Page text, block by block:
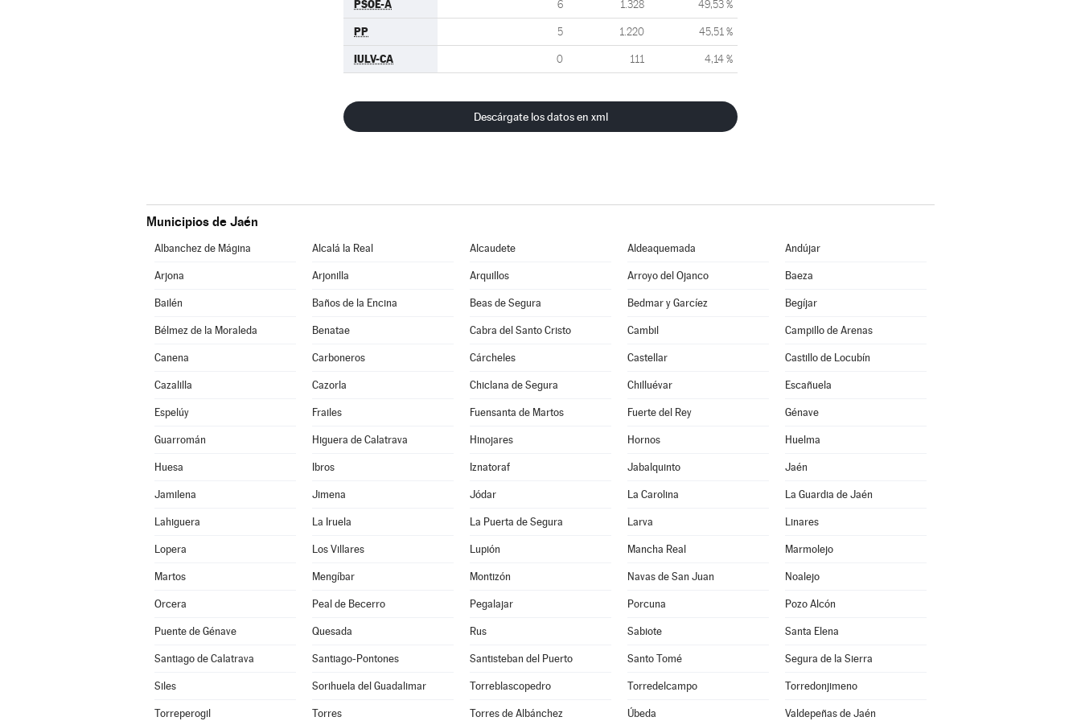
PSOE-A 6 1.328 49,53 %
PP 5 1.220 45,51 %
IULV-CA 0 111 4,14 %
Descárgate los datos en xml
Municipios de Jaén
Albanchez de Mágina Alcalá la Real Alcaudete Aldeaquemada Andújar
Arjona Arjonilla Arquillos Arroyo del Ojanco Baeza
Bailén Baños de la Encina Beas de Segura Bedmar y Garcíez Begíjar
Bélmez de la Moraleda Benatae Cabra del Santo Cristo Cambil Campillo de Arenas
Canena Carboneros Cárcheles Castellar Castillo de Locubín
Cazalilla Cazorla Chiclana de Segura Chilluévar Escañuela
Espelúy Frailes Fuensanta de Martos Fuerte del Rey Génave
Guarromán Higuera de Calatrava Hinojares Hornos Huelma
Huesa Ibros Iznatoraf Jabalquinto Jaén
Jamilena Jimena Jódar La Carolina La Guardia de Jaén
Lahiguera La Iruela La Puerta de Segura Larva Linares
Lopera Los Villares Lupión Mancha Real Marmolejo
Martos Mengíbar Montizón Navas de San Juan Noalejo
Orcera Peal de Becerro Pegalajar Porcuna Pozo Alcón
Puente de Génave Quesada Rus Sabiote Santa Elena
Santiago de Calatrava Santiago-Pontones Santisteban del Puerto Santo Tomé Segura de la Sierra
Siles Sorihuela del Guadalimar Torreblascopedro Torredelcampo Torredonjimeno
Torreperogil Torres Torres de Albánchez Úbeda Valdepeñas de Jaén